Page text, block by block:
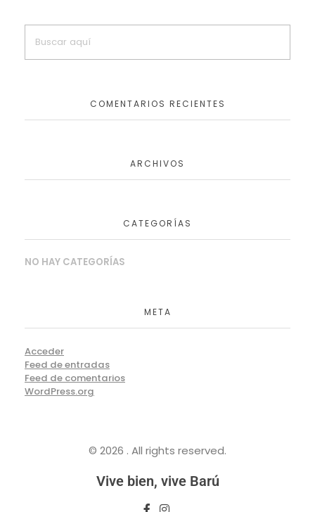
COMENTARIOS RECIENTES
ARCHIVOS
CATEGORÍAS
NO HAY CATEGORÍAS
META
Acceder
Feed de entradas
Feed de comentarios
WordPress.org
© 2026 . All rights reserved.
Vive bien, vive Barú